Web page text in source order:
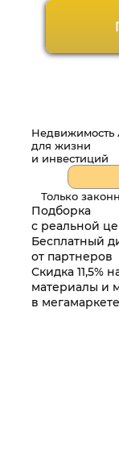
Недвижимость
для жизни
и инвестиций
Только
Подборка
с реальной
Бесплатный
от партнеров
Скидка 11,5%
материалы и
в